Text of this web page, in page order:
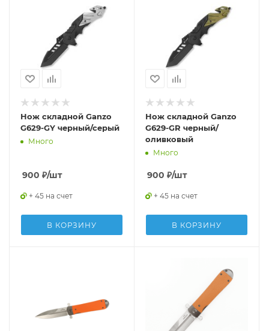
Нож складной Ganzo
G629-GY черный/серый
Много
900 ₽/шт
+ 45 на счет
В КОРЗИНУ
Нож складной Ganzo
G629-GR черный/
оливковый
Много
900 ₽/шт
+ 45 на счет
В КОРЗИНУ